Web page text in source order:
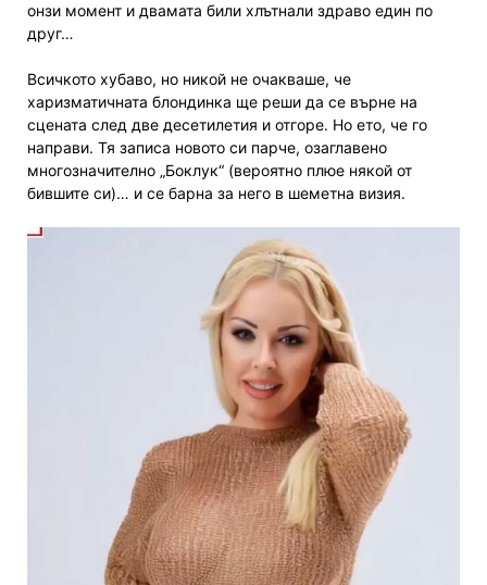
онзи момент и двамата били хлътнали здраво един по
друг…
Всичкото хубаво, но никой не очакваше, че
харизматичната блондинка ще реши да се върне на
сцената след две десетилетия и отгоре. Но ето, че го
направи. Тя записа новото си парче, озаглавено
многозначително „Боклук“ (вероятно плюе някой от
бившите си)… и се барна за него в шеметна визия.